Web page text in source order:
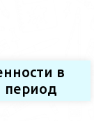
в
период